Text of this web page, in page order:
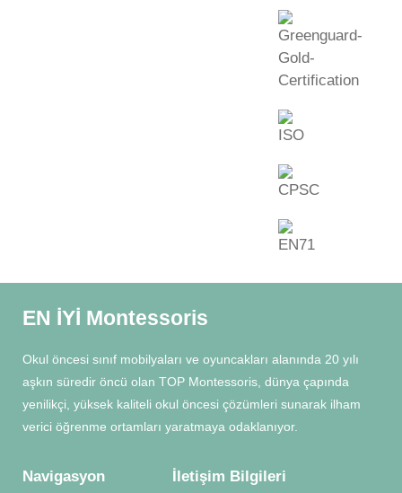
EN İYİ Montessoris
Okul öncesi sınıf mobilyaları ve oyuncakları alanında 20 yılı
aşkın süredir öncü olan TOP Montessoris, dünya çapında
yenilikçi, yüksek kaliteli okul öncesi çözümleri sunarak ilham
verici öğrenme ortamları yaratmaya odaklanıyor.
Navigasyon İletişim Bilgileri